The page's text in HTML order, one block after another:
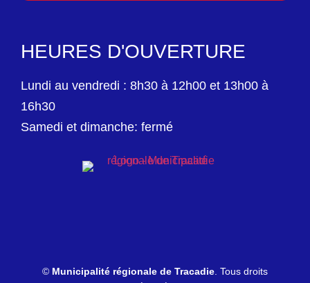
HEURES D'OUVERTURE
Lundi au vendredi : 8h30 à 12h00 et 13h00 à
16h30
Samedi et dimanche: fermé
© Municipalité régionale de Tracadie . Tous droits